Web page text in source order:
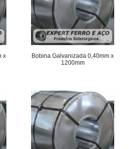
x
Bobina Galvanizada 0,40mm x
1200mm